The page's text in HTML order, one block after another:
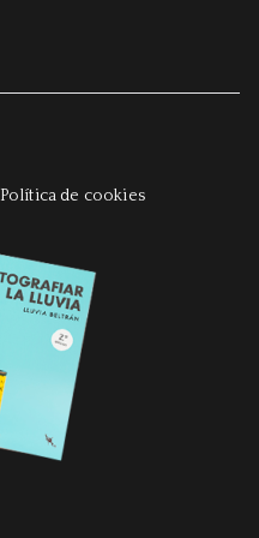
Política de cookies